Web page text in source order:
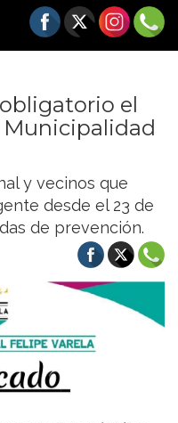
el
Municipalidad
y vecinos que
desde el 23 de
de prevención.